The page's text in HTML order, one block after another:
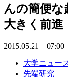
んの簡便な
大きく前進
2015.05.21 07:00
大学ニュー
先端研究